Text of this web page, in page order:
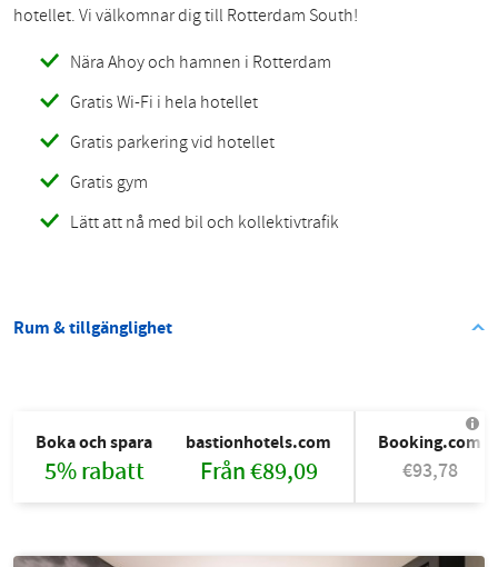
hotellet. Vi välkomnar dig till Rotterdam South!
Nära Ahoy och hamnen i Rotterdam
Gratis Wi-Fi i hela hotellet
Gratis parkering vid hotellet
Gratis gym
Lätt att nå med bil och kollektivtrafik
Rum & tillgänglighet
Boka och spara
5% rabatt
bastionhotels.com
Från €89,09
Booking.com
€93,78